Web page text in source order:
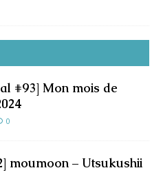
#93] Mon mois de
0
moumoon – Utsukushii